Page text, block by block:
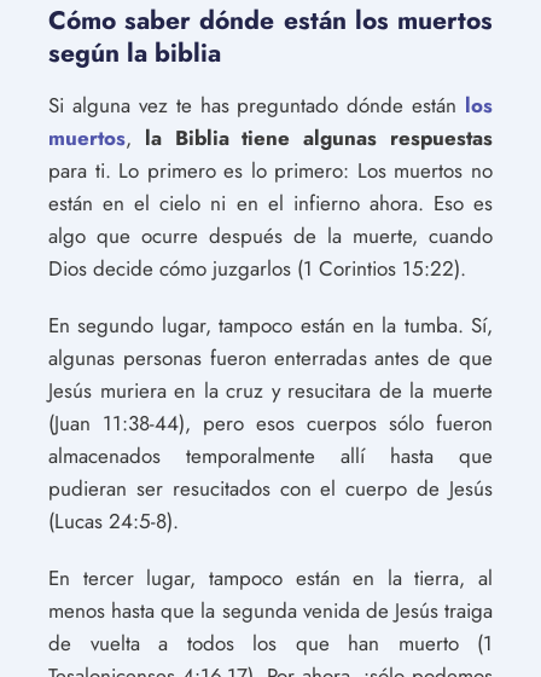
Cómo saber dónde están los muertos
según la biblia
Si alguna vez te has preguntado dónde están los
muertos, la Biblia tiene algunas respuestas
para ti. Lo primero es lo primero: Los muertos no
están en el cielo ni en el infierno ahora. Eso es
algo que ocurre después de la muerte, cuando
Dios decide cómo juzgarlos (1 Corintios 15:22).
En segundo lugar, tampoco están en la tumba. Sí,
algunas personas fueron enterradas antes de que
Jesús muriera en la cruz y resucitara de la muerte
(Juan 11:38-44), pero esos cuerpos sólo fueron
almacenados temporalmente allí hasta que
pudieran ser resucitados con el cuerpo de Jesús
(Lucas 24:5-8).
En tercer lugar, tampoco están en la tierra, al
menos hasta que la segunda venida de Jesús traiga
de vuelta a todos los que han muerto (1